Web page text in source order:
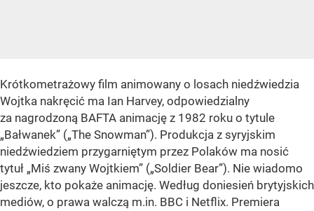
Krótkometrażowy film animowany o losach niedźwiedzia
Wojtka nakręcić ma Ian Harvey, odpowiedzialny
za nagrodzoną BAFTA animację z 1982 roku o tytule
„Bałwanek” („The Snowman”). Produkcja z syryjskim
niedźwiedziem przygarniętym przez Polaków ma nosić
tytuł „Miś zwany Wojtkiem” („Soldier Bear”). Nie wiadomo
jeszcze, kto pokaże animację. Według doniesień brytyjskich
mediów, o prawa walczą m.in. BBC i Netflix. Premiera